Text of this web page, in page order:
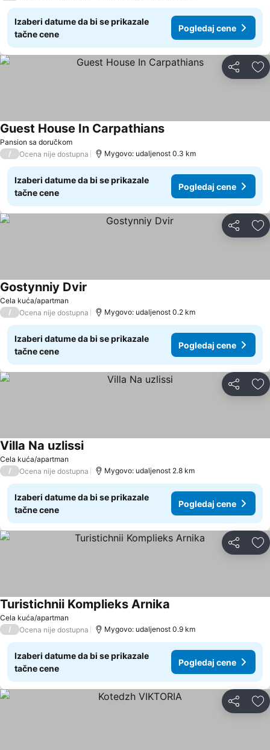
Izaberi datume da bi se prikazale
tačne cene
Pogledaj cene
Deli
Pansion sa doručkom
Guest House In Carpathians
/ Ocena nije dostupna Mygovo: udaljenost 0.3 km
Izaberi datume da bi se prikazale
tačne cene
Pogledaj cene
Deli
Cela kuća/apartman
Gostynniy Dvir
/ Ocena nije dostupna Mygovo: udaljenost 0.2 km
Izaberi datume da bi se prikazale
tačne cene
Pogledaj cene
Deli
Cela kuća/apartman
Villa Na uzlissi
/ Ocena nije dostupna Mygovo: udaljenost 2.8 km
Izaberi datume da bi se prikazale
tačne cene
Pogledaj cene
Deli
Cela kuća/apartman
Turistichnii Komplieks Arnika
/ Ocena nije dostupna Mygovo: udaljenost 0.9 km
Izaberi datume da bi se prikazale
tačne cene
Pogledaj cene
Deli